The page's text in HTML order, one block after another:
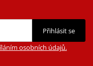
Přihlásit se
osobních údajů.